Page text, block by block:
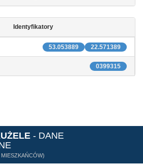
Identyfikatory
22.571389
53.053889
0399315
- DANE